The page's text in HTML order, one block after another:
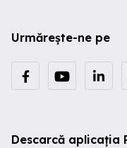
Urmărește-ne pe
Descarcă aplicația